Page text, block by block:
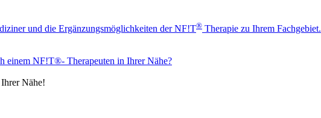
und die Ergänzungsmöglichkeiten der NF!T® Therapie zu Ihrem Fachgebiet.
einem NF!T®- Therapeuten in Ihrer Nähe?
Nähe!